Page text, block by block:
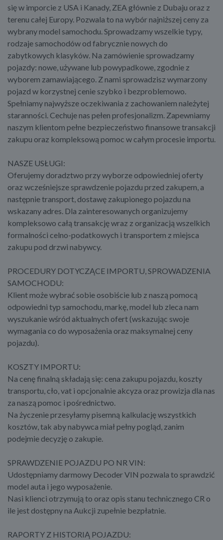
się w imporcie z USA i Kanady, ZEA głównie z Dubaju oraz z
terenu całej Europy. Pozwala to na wybór najniższej ceny za
wybrany model samochodu. Sprowadzamy wszelkie typy,
rodzaje samochodów od fabrycznie nowych do
zabytkowych klasyków. Na zamówienie sprowadzamy
pojazdy: nowe, używane lub powypadkowe, zgodnie z
wyborem zamawiającego. Z nami sprowadzisz wymarzony
pojazd w korzystnej cenie szybko i bezproblemowo.
Spełniamy najwyższe oczekiwania z zachowaniem należytej
staranności. Cechuje nas pełen profesjonalizm. Zapewniamy
naszym klientom pełne bezpieczeństwo finansowe transakcji
zakupu oraz kompleksową pomoc w całym procesie importu.
NASZE USŁUGI:
Oferujemy doradztwo przy wyborze odpowiedniej oferty
oraz wcześniejsze sprawdzenie pojazdu przed zakupem, a
następnie transport, dostawę zakupionego pojazdu na
wskazany adres. Dla zainteresowanych organizujemy
kompleksowo całą transakcję wraz z organizacją wszelkich
formalności celno-podatkowych i transportem z miejsca
zakupu pod drzwi nabywcy.
PROCEDURY DOTYCZĄCE IMPORTU, SPROWADZENIA
SAMOCHODU:
Klient może wybrać sobie osobiście lub z naszą pomocą
odpowiedni typ samochodu, markę, model lub zleca nam
wyszukanie wśród aktualnych ofert (wskazując swoje
wymagania co do wyposażenia oraz maksymalnej ceny
pojazdu).
KOSZTY IMPORTU:
Na cenę finalną składają się: cena zakupu pojazdu, koszty
transportu, cło, vat i opcjonalnie akcyza oraz prowizja dla nas
za naszą pomoc i pośrednictwo.
Na życzenie przesyłamy pisemną kalkulację wszystkich
kosztów, tak aby nabywca miał pełny pogląd, zanim
podejmie decyzję o zakupie.
SPRAWDZENIE POJAZDU PO NR VIN:
Udostępniamy darmowy Decoder VIN pozwala to sprawdzić
model auta i jego wyposażenie.
Nasi klienci otrzymują to oraz opis stanu technicznego CR o
ile jest dostępny na Aukcji zupełnie bezpłatnie.
RAPORTY Z HISTORIĄ POJAZDU: